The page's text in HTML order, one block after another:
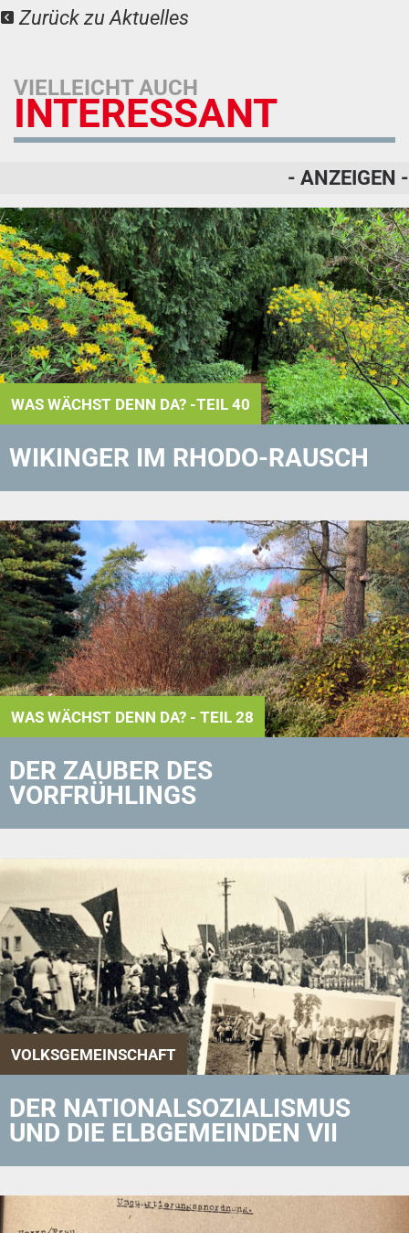
Zurück zu Aktuelles
VIELLEICHT AUCH
INTERESSANT
- ANZEIGEN -
WAS WÄCHST DENN DA? -TEIL 40
WIKINGER IM RHODO-RAUSCH
WAS WÄCHST DENN DA? - TEIL 28
DER ZAUBER DES
VORFRÜHLINGS
VOLKSGEMEINSCHAFT
DER NATIONALSOZIALISMUS
UND DIE ELBGEMEINDEN VII